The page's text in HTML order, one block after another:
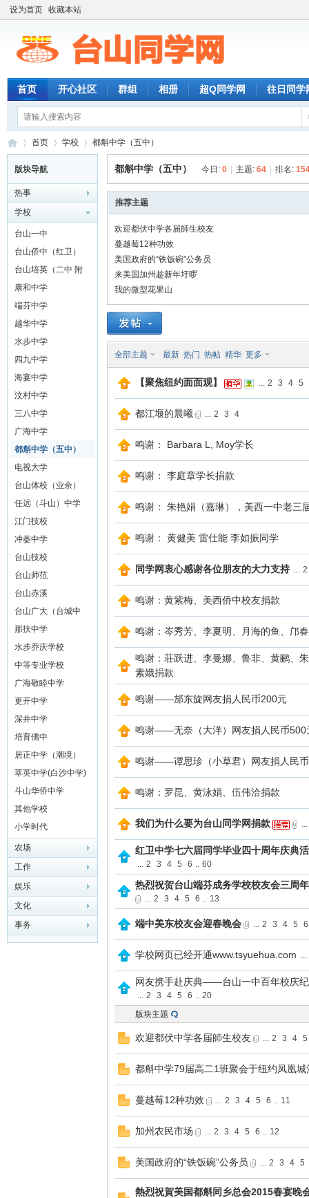
设为首页 收藏本站
首页 开心社区 群组 相册 超Q同学网 往日同学
台
山
»
首页
›
学校
›
都斛中学（五中）
版块导航
热事
学校
台山一中
台山侨中（红卫）
台山培英（二中 附
城）
康和中学
端芬中学
越华中学
水步中学
四九中学
海宴中学
汶村中学
三八中学
广海中学
都斛中学（五中）
电视大学
台山体校（业余）
任远（斗山）中学
江门技校
冲蒌中学
台山技校
台山师范
台山赤溪
台山广大（台城中
学）
那扶中学
水步乔庆学校
中等专业学校
广海敬睦中学
更开中学
深井中学
培育僑中
居正中学（潮境）
萃英中学(白沙中学)
斗山华侨中学
其他学校
小学时代
农场
工作
娱乐
文化
事务
都斛中学（五中） 今日: 0 主题: 64 排名:
推荐主题
欢迎都伏中学各届師生校友
蔓越莓12种功效
美国政府的“铁饭碗”公务员
来美国加州趁新年圩啰
我的微型花果山
全部主题 最新 热门 热帖 精华 更多
【聚焦纽约面面观】 ... 2 3 4 5
都江堰的晨曦 ... 2 3 4
鸣谢： Barbara L, Moy学长
鸣谢： 李庭章学长捐款
鸣谢： 朱艳娟（嘉琳），美西一中老三
鸣谢： 黄健美 雷仕能 李如振同学
同学网衷心感谢各位朋友的大力支持 ... 2
鸣谢：黄紫梅、美西侨中校友捐款
鸣谢：岑秀芳、李夏明、月海的鱼、邝
鸣谢：荘跃进、李曼娜、鲁非、黄鹂、
素娥捐款
鸣谢——邡东旋网友捐人民币200元
鸣谢——无奈（大洋）网友捐人民币500
鸣谢——谭思珍（小草君）网友捐人民
鸣谢：罗昆、黄泳娟、伍伟洽捐款
我们为什么要为台山同学网捐款 ...
红卫中学七六届同学毕业四十周年庆典
... 2 3 4 5 6 .. 60
热烈祝贺台山端芬成务学校校友会三周
... 2 3 4 5 6 .. 13
端中美东校友会迎春晚会 ... 2 3 4 5 6
学校网页已经开通www.tsyuehua.com ...
网友携手赴庆典——台山一中百年校庆
... 2 3 4 5 6 .. 20
版块主题
欢迎都伏中学各届師生校友 ... 2 3 4 5
都斛中学79届高二1班聚会于纽约凤凰城
蔓越莓12种功效 ... 2 3 4 5 6 .. 11
加州农民市场 ... 2 3 4 5 6 .. 12
美国政府的“铁饭碗”公务员 ... 2 3 4 5
熱烈祝賀美国都斛同乡总会2015春宴晚